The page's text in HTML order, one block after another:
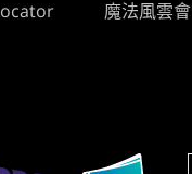
魔法風雲會